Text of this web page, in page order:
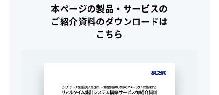
本ページの製品・サービスの
ご紹介資料のダウンロードは
こちら